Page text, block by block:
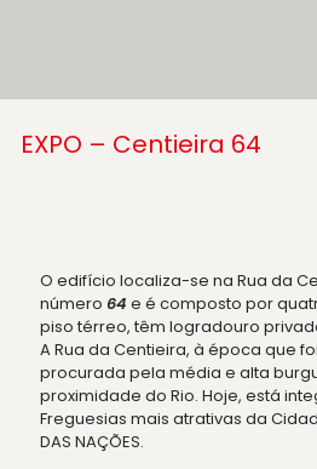
EXPO – Centieira 64
O edifício localiza-se na Rua da
número 64 e é composto por
piso térreo, têm logradouro
A Rua da Centieira, à época que
procurada pela média e alta
proximidade do Rio. Hoje, está
Freguesias mais atrativas da
DAS NAÇÕES.